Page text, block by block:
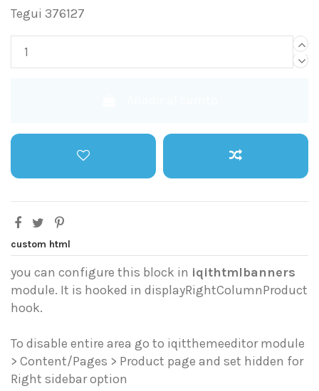
Tegui 376127
custom html
you can configure this block in iqithtmlbanners
module. It is hooked in displayRightColumnProduct
hook.
To disable entire area go to iqitthemeeditor module
> Content/Pages > Product page and set hidden for
Right sidebar option